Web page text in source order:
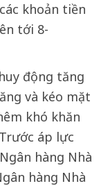
khoản tiền
tới 8-
động tăng
và kéo mặt
khó khăn
áp lực
hàng Nhà
hàng Nhà